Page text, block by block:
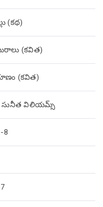
(కథ)
(కవిత)
(కవిత)
సునీత విలియమ్స్
8